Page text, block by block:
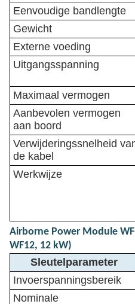
Eenvoudige bandlengte
Gewicht
Externe voeding
Uitgangsspanning
Maximaal vermogen
Aanbevolen vermogen
aan boord
Verwijderingssnelheid
de kabel
Werkwijze
Airborne Power Module
WF12, 12 kW)
Sleutelparameter
Invoerspanningsbereik
Nominale